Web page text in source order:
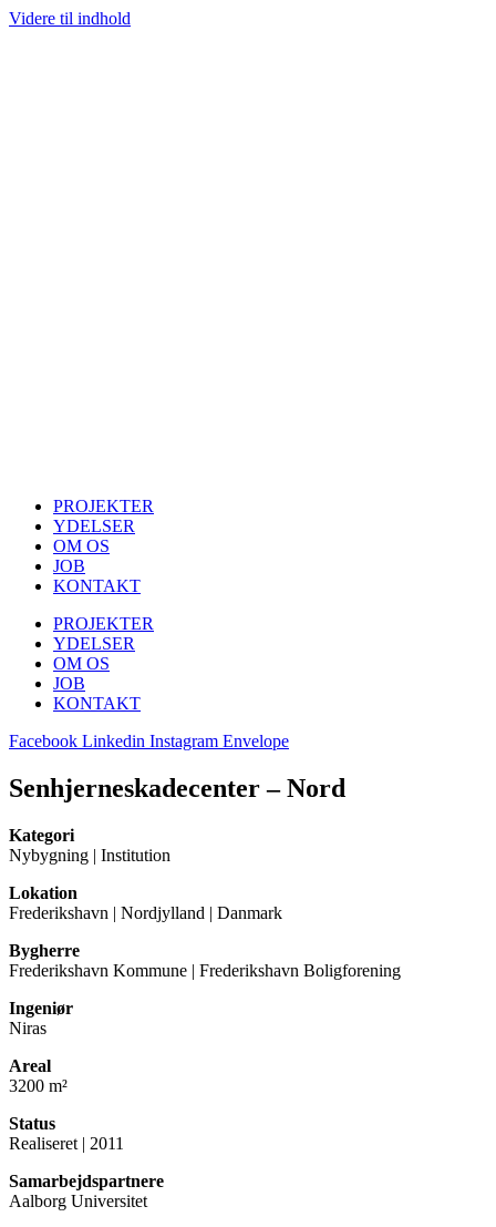
Videre til indhold
PROJEKTER
YDELSER
OM OS
JOB
KONTAKT
PROJEKTER
YDELSER
OM OS
JOB
KONTAKT
Facebook Linkedin Instagram Envelope
Senhjerneskadecenter – Nord
Kategori
Nybygning | Institution
Lokation
Frederikshavn | Nordjylland | Danmark
Bygherre
Frederikshavn Kommune | Frederikshavn Boligforening
Ingeniør
Niras
Areal
3200 m²
Status
Realiseret | 2011
Samarbejdspartnere
Aalborg Universitet